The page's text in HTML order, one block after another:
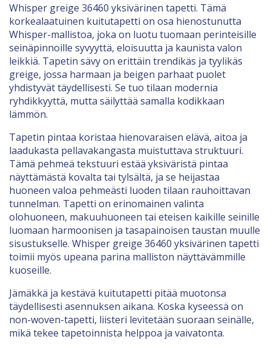
Whisper greige 36460 yksivärinen tapetti. Tämä
korkealaatuinen kuitutapetti on osa hienostunutta
Whisper-mallistoa, joka on luotu tuomaan perinteisille
seinäpinnoille syvyyttä, eloisuutta ja kaunista valon
leikkiä. Tapetin sävy on erittäin trendikäs ja tyylikäs
greige, jossa harmaan ja beigen parhaat puolet
yhdistyvät täydellisesti. Se tuo tilaan modernia
ryhdikkyyttä, mutta säilyttää samalla kodikkaan
lämmön.
Tapetin pintaa koristaa hienovaraisen elävä, aitoa ja
laadukasta pellavakangasta muistuttava struktuuri.
Tämä pehmeä tekstuuri estää yksiväristä pintaa
näyttämästä kovalta tai tylsältä, ja se heijastaa
huoneen valoa pehmeästi luoden tilaan rauhoittavan
tunnelman. Tapetti on erinomainen valinta
olohuoneen, makuuhuoneen tai eteisen kaikille seinille
luomaan harmoonisen ja tasapainoisen taustan muulle
sisustukselle. Whisper greige 36460 yksivärinen tapetti
toimii myös upeana parina malliston näyttävämmille
kuoseille.
Jämäkkä ja kestävä kuitutapetti pitää muotonsa
täydellisesti asennuksen aikana. Koska kyseessä on
non-woven-tapetti, liisteri levitetään suoraan seinälle,
mikä tekee tapetoinnista helppoa ja vaivatonta.